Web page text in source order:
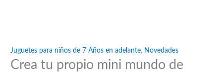
Juguetes para niños de 7 Años en adelante, Novedades
Crea tu propio mini mundo de